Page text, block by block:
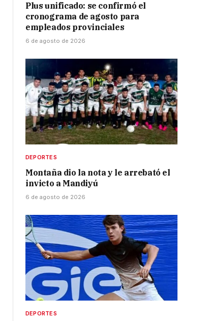
Plus unificado: se confirmó el
cronograma de agosto para
empleados provinciales
6 de agosto de 2026
DEPORTES
Montaña dio la nota y le arrebató el
invicto a Mandiyú
6 de agosto de 2026
DEPORTES